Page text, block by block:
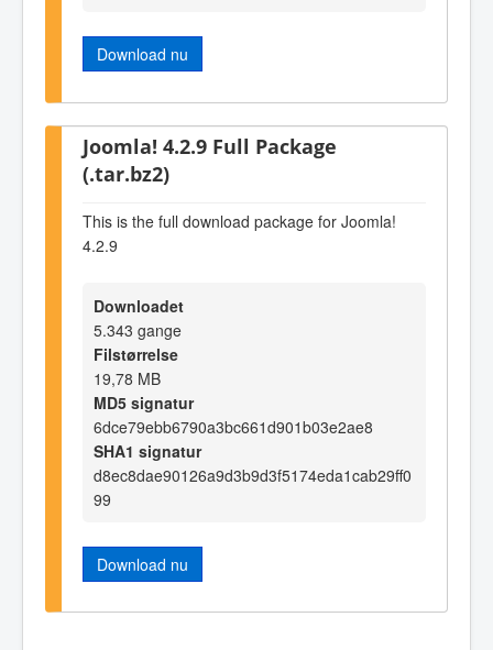
Download nu
Joomla! 4.2.9 Full Package
(.tar.bz2)
This is the full download package for Joomla!
4.2.9
Downloadet
5.343 gange
Filstørrelse
19,78 MB
MD5 signatur
6dce79ebb6790a3bc661d901b03e2ae8
SHA1 signatur
d8ec8dae90126a9d3b9d3f5174eda1cab29ff0
99
Download nu